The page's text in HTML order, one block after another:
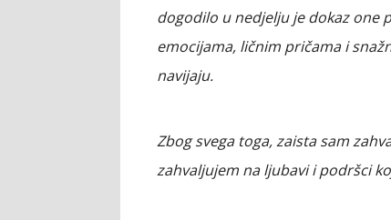
dogodilo u nedjelju je dokaz one
emocijama, ličnim pričama i
navijaju.
Zbog svega toga, zaista sam
zahvaljujem na ljubavi i podršci